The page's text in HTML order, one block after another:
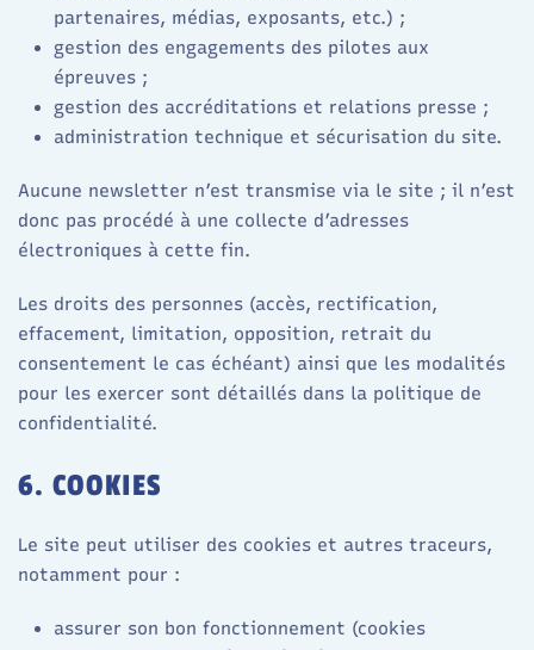
partenaires, médias, exposants, etc.) ;
gestion des engagements des pilotes aux
épreuves ;
gestion des accréditations et relations presse ;
administration technique et sécurisation du site.
Aucune newsletter n’est transmise via le site ; il n’est
donc pas procédé à une collecte d’adresses
électroniques à cette fin.
Les droits des personnes (accès, rectification,
effacement, limitation, opposition, retrait du
consentement le cas échéant) ainsi que les modalités
pour les exercer sont détaillés dans la politique de
confidentialité.
6. COOKIES
Le site peut utiliser des cookies et autres traceurs,
notamment pour :
assurer son bon fonctionnement (cookies